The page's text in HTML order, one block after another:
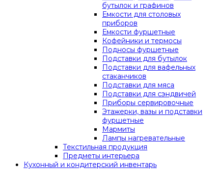
бутылок и графинов
Емкости для столовых
приборов
Емкости фуршетные
Кофейники и термосы
Подносы фуршетные
Подставки для бутылок
Подставки для вафельных
стаканчиков
Подставки для мяса
Подставки для сэндвичей
Приборы сервировочные
Этажерки, вазы и подставки
фуршетные
Мармиты
Лампы нагревательные
Текстильная продукция
Предметы интерьера
Кухонный и кондитерский инвентарь